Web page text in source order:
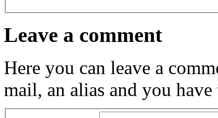
Leave a comment
Here you can leave a
mail, an alias and you